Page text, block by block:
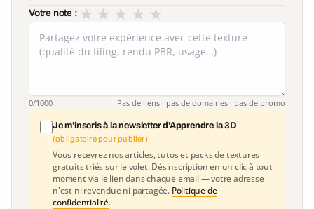
Votre note : ★
★
★
★
★
0/1000 Pas de liens · pas de domaines · pas de promo
Je m'inscris à la newsletter d'Apprendre la 3D
(obligatoire pour publier)
Vous recevrez nos articles, tutos et packs de textures
gratuits triés sur le volet. Désinscription en un clic à tout
moment via le lien dans chaque email — votre adresse
n'est ni revendue ni partagée. Politique de
confidentialité.